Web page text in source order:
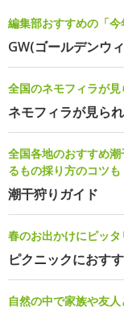
編集部おすすめの「
GW(ゴールデンウ
全国のネモフィラが
ネモフィラが見ら
全国各地のおすすめ
るもの採り方のコツも
潮干狩りガイド
春のお出かけにピッタ
ピクニックにおす
自然の中で家族や友